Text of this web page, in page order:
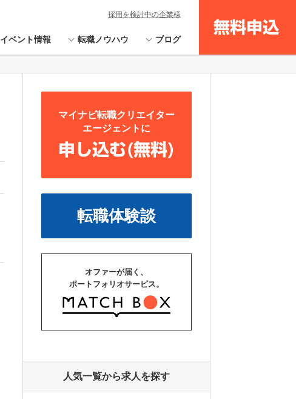
イベント情報 転職ノウハウ ブログ
無料申込
採用を検討中の企業様
マイナビ転職クリエイター
エージェントに
申し込む(無料)
転職体験談
オファーが届く、
ポートフォリオサービス。
人気一覧から求人を探す